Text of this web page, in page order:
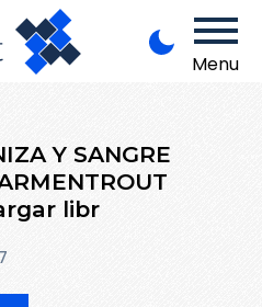
Menu
Y SANGRE
libr